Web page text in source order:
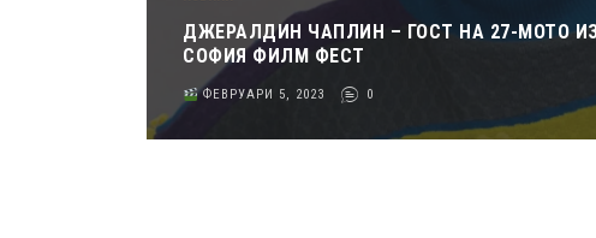
ДЖЕРАЛДИН ЧАПЛИН – ГОСТ НА 27-МОТО
СОФИЯ ФИЛМ ФЕСТ
ФЕВРУАРИ 5, 2023 0